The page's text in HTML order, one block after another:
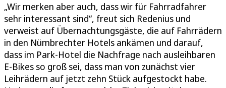
„Wir merken aber auch, dass wir für Fahrradfahrer
sehr interessant sind“, freut sich Redenius und
verweist auf Übernachtungsgäste, die auf Fahrrädern
in den Nümbrechter Hotels ankämen und darauf,
dass im Park-Hotel die Nachfrage nach ausleihbaren
E-Bikes so groß sei, dass man von zunächst vier
Leihrädern auf jetzt zehn Stück aufgestockt habe.